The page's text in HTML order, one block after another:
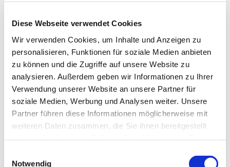
Diese Webseite verwendet Cookies
Wir verwenden Cookies, um Inhalte und Anzeigen zu
personalisieren, Funktionen für soziale Medien anbieten
zu können und die Zugriffe auf unsere Website zu
analysieren. Außerdem geben wir Informationen zu Ihrer
Verwendung unserer Website an unsere Partner für
soziale Medien, Werbung und Analysen weiter. Unsere
Partner führen diese Informationen möglicherweise mit
weiteren Daten zusammen, die Sie ihnen bereitgestellt
Notwendig
Freitag, 26. März 2027, 12:00 Uhr